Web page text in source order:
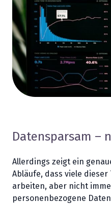
Datensparsam –
Allerdings zeigt ein
Abläufe, dass viele
arbeiten, aber nicht
personenbezogene